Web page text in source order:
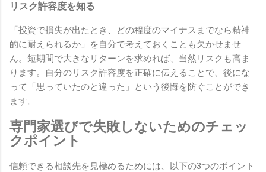
リスク許容度を知る
「投資で損失が出たとき、どの程度のマイナスまでなら精神
的に耐えられるか」を自分で考えておくことも欠かせませ
ん。短期間で大きなリターンを求めれば、当然リスクも高ま
ります。自分のリスク許容度を正確に伝えることで、後にな
って「思っていたのと違った」という後悔を防ぐことができ
ます。
専門家選びで失敗しないためのチェッ
クポイント
信頼できる相談先を見極めるためには、以下の3つのポイント